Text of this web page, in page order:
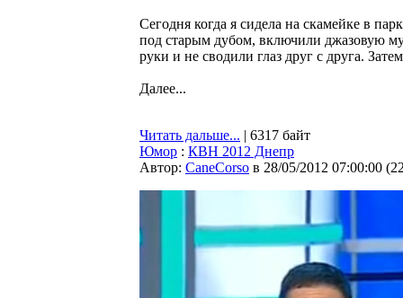
Сегодня когда я сидела на скамейке в
под старым дубом, включили джазовую
руки и не сводили глаз друг с друга.
Далее...
Читать дальше... | 6317 байт
Юмор : КВН 2012 Днепр
Автор: CaneCorso в 28/05/2012 07:00:00 (